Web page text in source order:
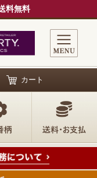
料無料
カート